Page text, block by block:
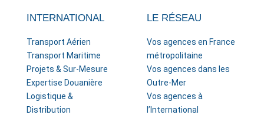
INTERNATIONAL
Transport Aérien
Transport Maritime
Projets & Sur-Mesure
Expertise Douanière
Logistique &
Distribution
LE RÉSEAU
Vos agences en France
métropolitaine
Vos agences dans les
Outre-Mer
Vos agences à
l’International